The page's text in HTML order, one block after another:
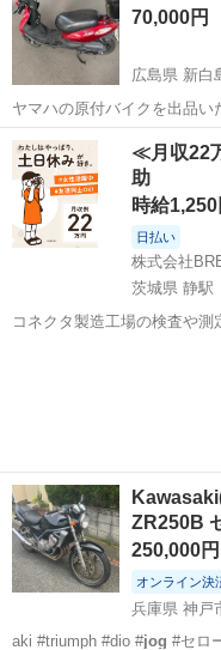
質な方はお控え下さい。 現状
70,000円
広島県 新白
ヤマハの原付バイクを出品い
バッテリーが上がってしまい
バッテリー交換すれば問題
広島 広島市 新白島
≪月収22
助
時給1,250
日払い
株式会社
茨城県 静駅
コネクタ製造工場の検査や測
ZR250B
250,000円
オンライン決
兵庫県 神戸
aki #triumph #dio #jog #セロ